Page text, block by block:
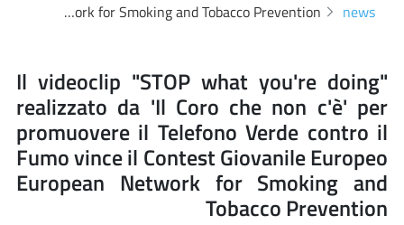
news
Il videoclip "STOP what you're doing" realizzato da 'Il Coro che non c'è' per promuovere il Telefono Verde contro il Fumo vince il Contest Giovanile Europeo European Network for Smoking and Tobacco Prevention
and Tobacco Prevention
Il videoclip "STOP what you're doing"
realizzato da 'Il Coro che non c'è' per
promuovere il Telefono Verde contro il
Fumo vince il Contest Giovanile Europeo
European Network for Smoking and
Tobacco Prevention